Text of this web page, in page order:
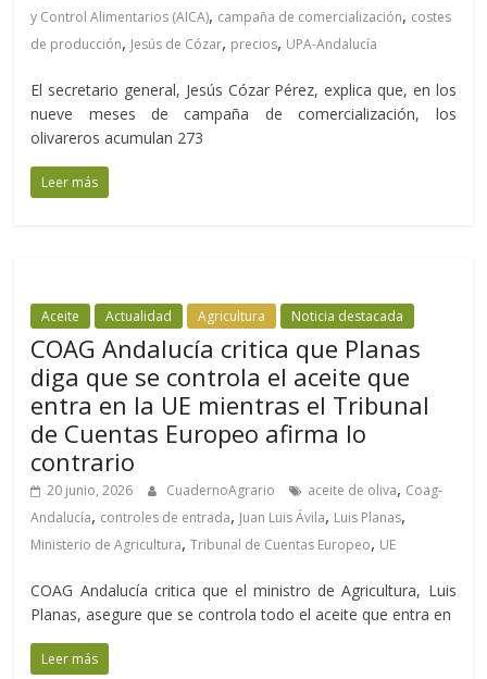
y Control Alimentarios (AICA), campaña de comercialización, costes
de producción, Jesús de Cózar, precios, UPA-Andalucía
El secretario general, Jesús Cózar Pérez, explica que, en los
nueve meses de campaña de comercialización, los
olivareros acumulan 273
Leer más
Aceite Actualidad Agricultura Noticia destacada
COAG Andalucía critica que Planas
diga que se controla el aceite que
entra en la UE mientras el Tribunal
de Cuentas Europeo afirma lo
contrario
20 junio, 2026 CuadernoAgrario aceite de oliva, Coag-
Andalucía, controles de entrada, Juan Luis Ávila, Luis Planas,
Ministerio de Agricultura,Tribunal de Cuentas Europeo, UE
COAG Andalucía critica que el ministro de Agricultura, Luis
Planas, asegure que se controla todo el aceite que entra en
Leer más